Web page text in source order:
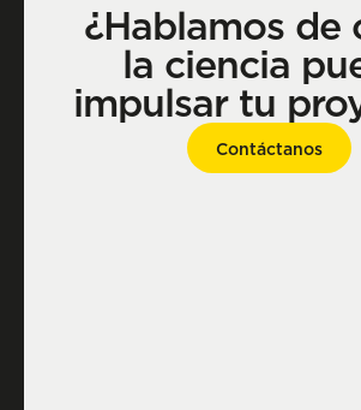
¿Hablamos de
la ciencia
impulsar tu
Contáctanos